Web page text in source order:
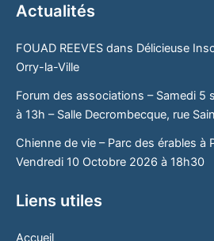
Actualités
FOUAD REEVES dans Délicieuse
Orry-la-Ville
Forum des associations – Samedi 5
à 13h – Salle Decrombecque, rue
Chienne de vie – Parc des érables à
Vendredi 10 Octobre 2026 à 18h30
Liens utiles
Accueil